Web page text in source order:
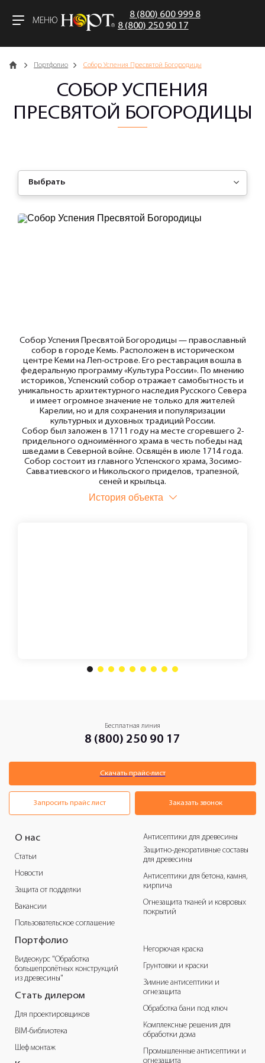
МЕНЮ
8 (800) 600 999 8
8 (800) 250 90 17
Главная Портфолио Собор Успения Пресвятой Богородицы
СОБОР УСПЕНИЯ
ПРЕСВЯТОЙ БОГОРОДИЦЫ
Выбрать
Собор Успения Пресвятой Богородицы — православный
собор в городе Кемь. Расположен в историческом
центре Кеми на Леп-острове. Его реставрация вошла в
федеральную программу «Культура России». По мнению
историков, Успенский собор отражает самобытность и
уникальность архитектурного наследия Русского Севера
и имеет огромное значение не только для жителей
Карелии, но и для сохранения и популяризации
культурных и духовных традиций России.
Собор был заложен в 1711 году на месте сгоревшего 2-
придельного одноимённого храма в честь победы над
шведами в Северной войне. Освящён в июле 1714 года.
Собор состоит из главного Успенского храма, Зосимо-
Савватиевского и Никольского приделов, трапезной,
сеней и крыльца.
История объекта
1 2 3 4 5 6 7 8 9
Бесплатная линия
8 (800) 250 90 17
Скачать прайс-лист
Запросить прайс лист
О нас
Статьи
Новости
Защита от подделки
Вакансии
Пользовательское соглашение
Портфолио
Видеокурс "Обработка
большепролётных конструкций
из древесины"
Стать дилером
Для проектировщиков
BIM-библиотека
Шеф монтаж
Антисептики для древесины
Защитно-декоративные составы
для древесины
Антисептики для бетона, камня,
кирпича
Огнезащита тканей и ковровых
покрытий
Негорючая краска
Грунтовки и краски
Зимние антисептики и
огнезащита
Обработка бани под ключ
Комплексные решения для
обработки дома
Промышленные антисептики и
огнезащита
Заказать звонок